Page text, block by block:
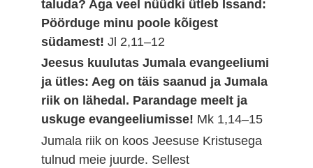
taluda? Aga veel nüüdki ütleb Issand:
Pöörduge minu poole kõigest
südamest!Jl 2,11–12
Jeesus kuulutas Jumala evangeeliumi
ja ütles: Aeg on täis saanud ja Jumala
riik on lähedal. Parandage meelt ja
uskuge evangeeliumisse! Mk 1,14–15
Jumala riik on koos Jeesuse Kristusega
tulnud meie juurde. Sellest